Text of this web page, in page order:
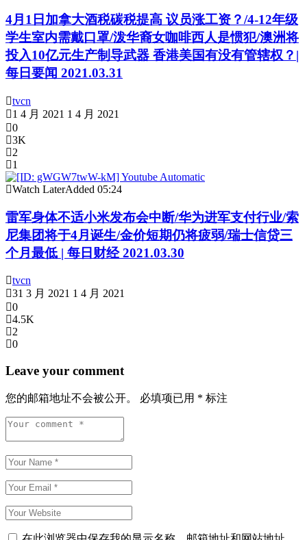
4月1日加拿大酒税碳税提高 议员涨工资？/4-12年级
学生室内需戴口罩/泼华裔女咖啡西人是惯犯/澳洲将
投入10亿元生产制导武器 香港美国有没有管辖权？|
每日要闻 2021.03.31
tvcn
1 4 月 2021 1 4 月 2021
0
3K
2
1
Watch LaterAdded 05:24
雷军身体不适小米发布会中断/华为进军支付行业/索
尼集团将于4月诞生/金价短期仍将疲弱/瑞士信贷三
个月最低 | 每日财经 2021.03.30
tvcn
31 3 月 2021 1 4 月 2021
0
4.5K
2
0
Leave your comment
您的邮箱地址不会被公开。 必填项已用 * 标注